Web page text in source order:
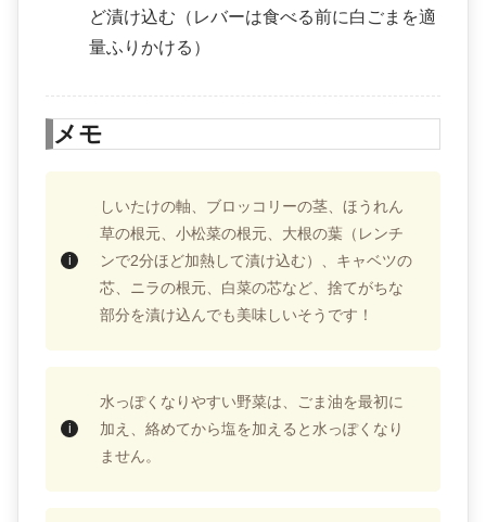
ど漬け込む（レバーは食べる前に白ごまを適
量ふりかける）
メモ
しいたけの軸、ブロッコリーの茎、ほうれん
草の根元、小松菜の根元、大根の葉（レンチ
ンで2分ほど加熱して漬け込む）、キャベツの
芯、ニラの根元、白菜の芯など、捨てがちな
部分を漬け込んでも美味しいそうです！
水っぽくなりやすい野菜は、ごま油を最初に
加え、絡めてから塩を加えると水っぽくなり
ません。